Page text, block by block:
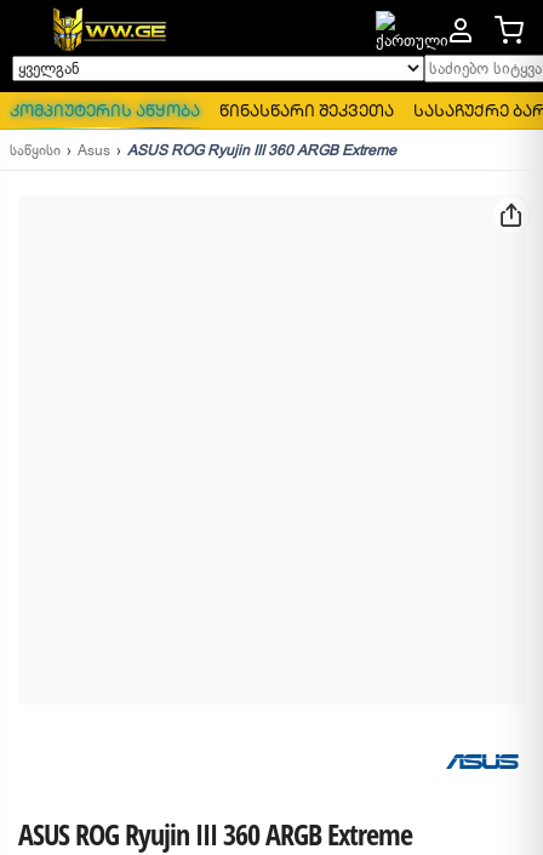
ყველგან საძიებო
კომპიუტერის აწყობა წინასწარი შეკვეთა სასაჩუქრე
საწყისი Asus ASUS ROG Ryujin III 360 ARGB Extreme
ASUS ROG Ryujin III 360 ARGB Extreme